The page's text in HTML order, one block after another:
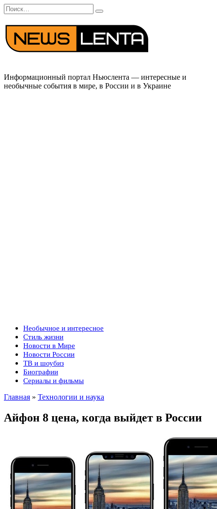
Перейти
к
содержанию
Search
for:
Информационный портал Ньюслента — интересные и
необычные события в мире, в России и в Украине
Необычное и интересное
Стиль жизни
Новости в Мире
Новости России
ТВ и шоубиз
Биографии
Сериалы и фильмы
Главная » Технологии и наука
Айфон 8 цена, когда выйдет в России